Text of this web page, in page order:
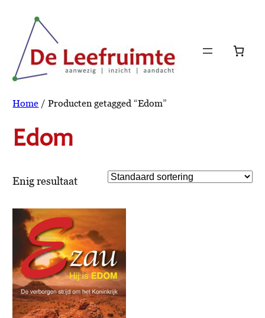
inhoud
Home / Producten getagged “Edom”
Edom
Enig resultaat